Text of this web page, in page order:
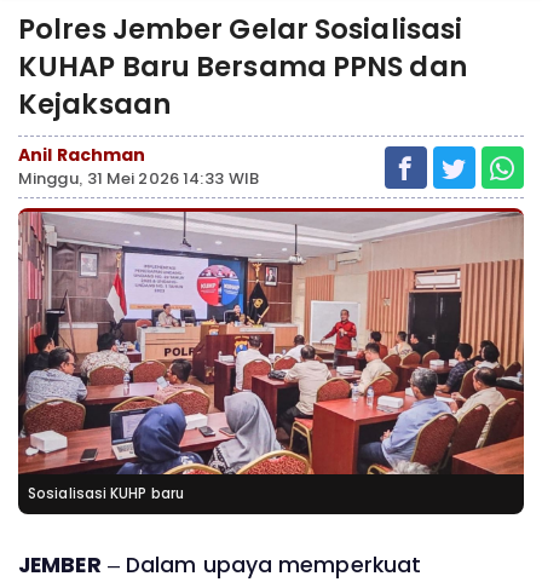
Polres Jember Gelar Sosialisasi
KUHAP Baru Bersama PPNS dan
Kejaksaan
Anil Rachman
Minggu, 31 Mei 2026 14:33 WIB
Sosialisasi KUHP baru
JEMBER – Dalam upaya memperkuat